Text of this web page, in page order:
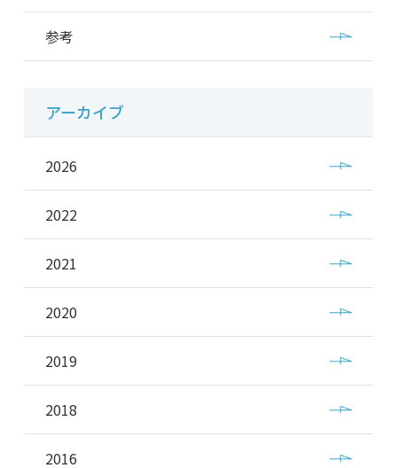
参考
アーカイブ
2026
2022
2021
2020
2019
2018
2016